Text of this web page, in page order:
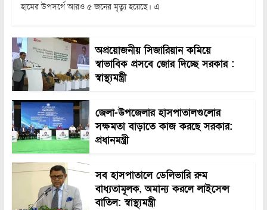
হামের উপসর্গে আরও ৫ জনের মৃত্যু হয়েছে। এ
অপ্রয়োজনীয় সিজারিয়ান কমিয়ে
স্বাভাবিক প্রসবে জোর দিচ্ছে সরকার :
স্বাস্থ্যমন্ত্রী
জেলা-উপজেলার হাসপাতালগুলোর
সক্ষমতা বাড়াতে কাজ করছে সরকার:
প্রধানমন্ত্রী
সব হাসপাতালে ডেলিভারি রুম
বাধ্যতামূলক, অমান্য করলে লাইসেন্স
বাতিল: স্বাস্থ্যমন্ত্রী